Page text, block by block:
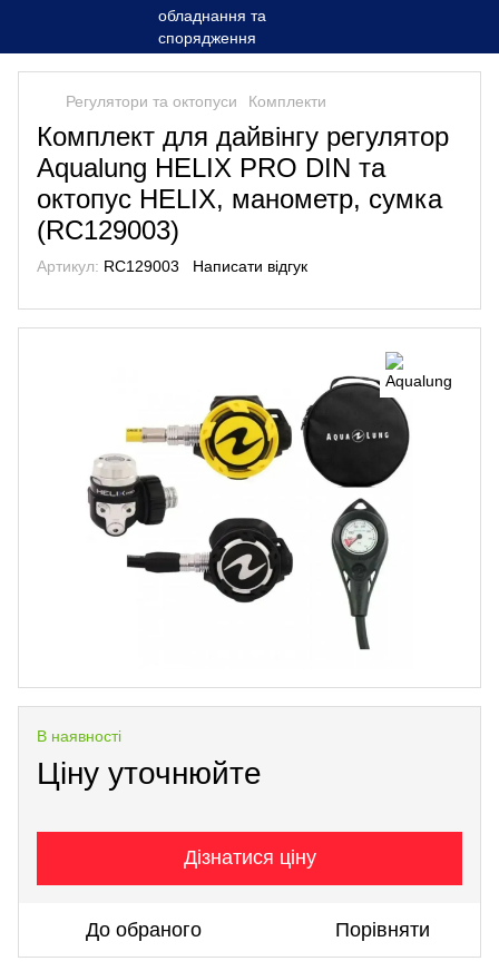
Регулятори та октопуси Комплекти
Комплект для дайвінгу регулятор
Aqualung HELIX PRO DIN та
октопус HELIX, манометр, сумка
(RC129003)
Артикул: RC129003 Написати відгук
В наявності
Ціну уточнюйте
Дізнатися ціну
До обраного Порівняти